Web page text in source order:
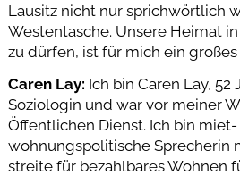
Lausitz nicht nur sprichwörtlich
Westentasche. Unsere Heimat
zu dürfen, ist für mich ein
Caren Lay: Ich bin Caren Lay,
Soziologin und war vor meiner
Öffentlichen Dienst. Ich bin
wohnungspolitische Sprecherin
streite für bezahlbares Wohnen